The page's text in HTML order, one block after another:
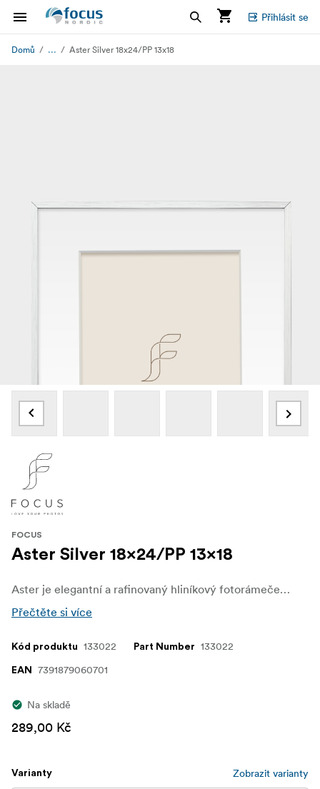
Přihlásit se
Domů ... Aster Silver 18x24/PP 13x18
FOCUS
Aster Silver 18x24/PP 13x18
Aster je elegantní a rafinovaný hliníkový fotorámeček s tenkým, minimalistickým profilem o rozměrech 6,5 mm na šířku a 13,7 mm v hloubce. Je navržen s čistou, moderní estetikou a nabízí decentní, elegantní způsob orámování vašich snímků - nechává objekt v centru pozornosti.
Přečtěte si více
Kód produktu 133022 Part Number 133022
EAN 7391879060701
Na skladě
289,00 Kč
Varianty Zobrazit varianty